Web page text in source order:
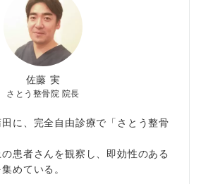
佐藤 実
さとう整骨院 院長
に、完全自由診療で「さとう整骨
患者さんを観察し、即効性のある
めている。